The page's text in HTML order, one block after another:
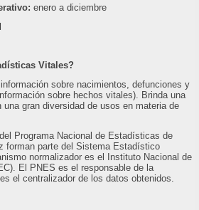
enero a diciembre
Vitales?
sobre nacimientos, defunciones y
sobre hechos vitales). Brinda una
gran diversidad de usos en materia de
Programa Nacional de Estadísticas de
forman parte del Sistema Estadístico
normalizador es el Instituto Nacional de
El PNES es el responsable de la
el centralizador de los datos obtenidos.